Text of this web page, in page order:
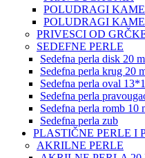
POLUDRAGI
POLUDRAGI
PRIVESCI OD
SEDEFNE PERLE
Sedefna perla disk 20
Sedefna perla krug 20
Sedefna perla oval
Sedefna perla
Sedefna perla romb 10
Sedefna perla zub
PLASTIČNE PERLE I
AKRILNE PERLE